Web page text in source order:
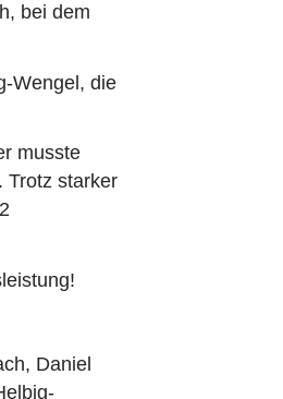
bei dem
Wengel, die
musste
Trotz starker
Daniel